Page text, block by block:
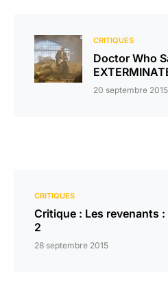
CRITIQUES
Doctor Who
20 septembre 2015
CRITIQUES
Critique : Les revenants
2
28 septembre 2015